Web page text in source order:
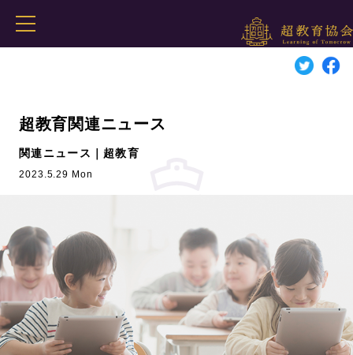
超教育関連ニュース
関連ニュース｜超教育
2023.5.29 Mon